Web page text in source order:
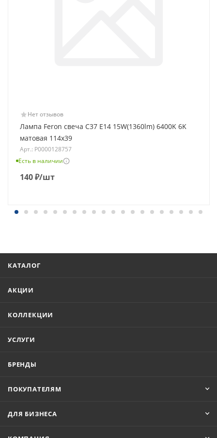
Нет отзывов
Лампа Feron свеча C37 E14 15W(1360lm) 6400K 6K
матовая 114x39
Арт.: Р0000128757
Есть в наличии
140₽/шт
КАТАЛОГ
АКЦИИ
КОЛЛЕКЦИИ
УСЛУГИ
БРЕНДЫ
ПОКУПАТЕЛЯМ
ДЛЯ БИЗНЕСА